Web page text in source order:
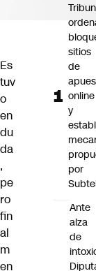
Es
tuv
o
en
du
da
,
pe
ro
fin
al
m
en
sitios
de
online
y
por
Ante
alza
de